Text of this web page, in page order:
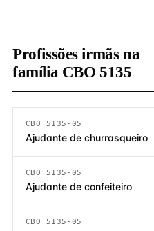
Profissões irmãs na
família CBO 5135
CBO 5135-05
Ajudante de churrasqueiro
CBO 5135-05
Ajudante de confeiteiro
CBO 5135-05